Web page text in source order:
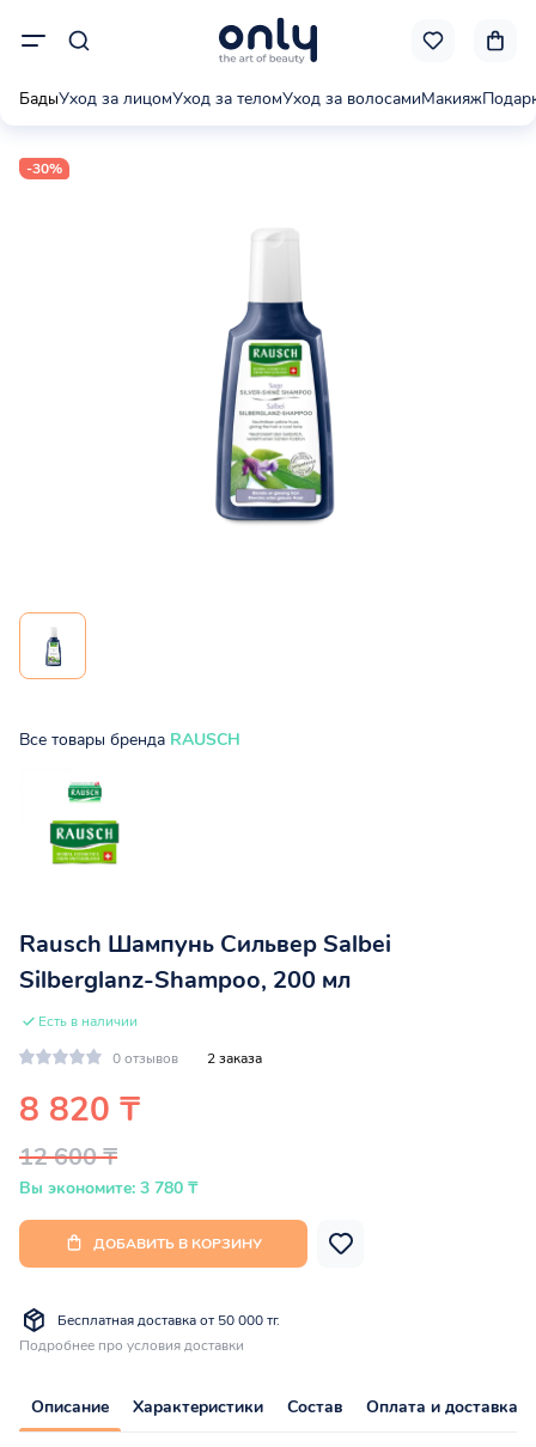
БадыУход за лицомУход за теломУход за волосамиМакияж
-30%
Все товары бренда RAUSCH
Rausch Шампунь Сильвер Salbei
Silberglanz-Shampoo, 200 мл
Есть в наличии
0 отзывов
2 заказа
8 820 ₸
12 600 ₸
Вы экономите: 3 780 ₸
ДОБАВИТЬ В КОРЗИНУ
Бесплатная доставка от 50 000 тг.
Подробнее про условия доставки
Описание Характеристики Состав Оплата и доставка